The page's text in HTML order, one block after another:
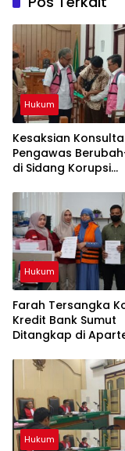
Hukum
Kesaksian
Pengawas
di Sidang Korupsi
Hukum
Farah Tersangka
Kredit Bank Sumut
Ditangkap di
Hukum